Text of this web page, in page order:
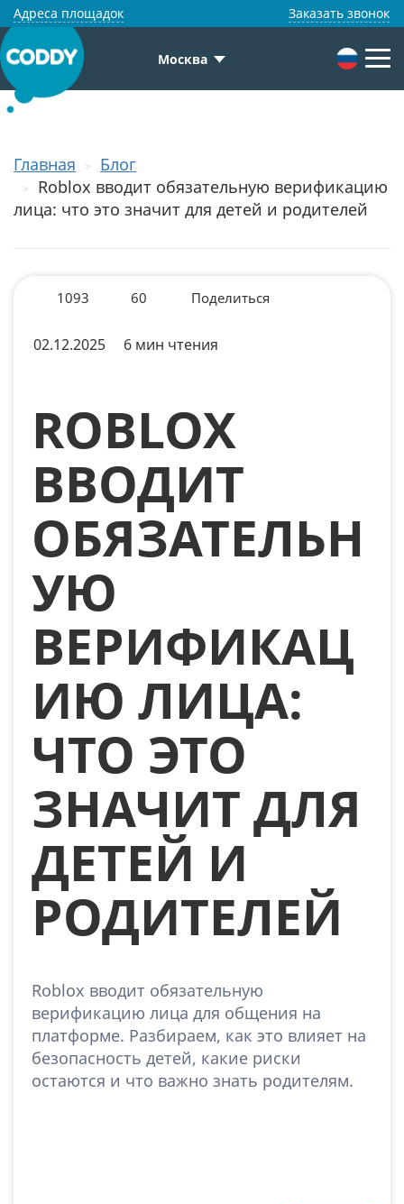
Адреса площадок Заказать звонок
Москва
Главная
Блог
Roblox вводит обязательную верификацию
лица: что это значит для детей и родителей
1093 60 Поделиться
02.12.2025 6 мин чтения
ROBLOX
ВВОДИТ
ОБЯЗАТЕЛЬН
УЮ
ВЕРИФИКАЦ
ИЮ ЛИЦА:
ЧТО ЭТО
ЗНАЧИТ ДЛЯ
ДЕТЕЙ И
РОДИТЕЛЕЙ
Roblox вводит обязательную
верификацию лица для общения на
платформе. Разбираем, как это влияет на
безопасность детей, какие риски
остаются и что важно знать родителям.